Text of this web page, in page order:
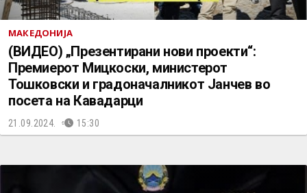
МАКЕДОНИЈА
(ВИДЕО) „Презентирани нови проекти“:
Премиерот Мицкоски, министерот
Тошковски и градоначалникот Јанчев во
посета на Кавадарци
21.09.2024. 15:30